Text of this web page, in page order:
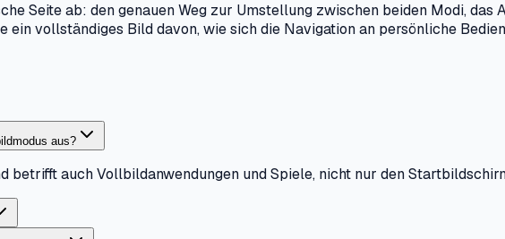
Seite ab: den genauen Weg zur Umstellung zwischen beiden Modi, das
vollständiges Bild davon, wie sich die Navigation an persönliche
aus?
betrifft auch Vollbildanwendungen und Spiele, nicht nur den